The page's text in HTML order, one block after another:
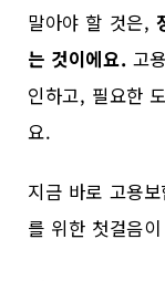
말아야 할 것은,
는 것이에요. 고
인하고, 필요한
요.
지금 바로 고용
를 위한 첫걸음